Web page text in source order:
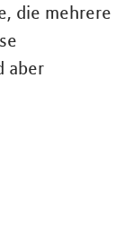
die mehrere
aber